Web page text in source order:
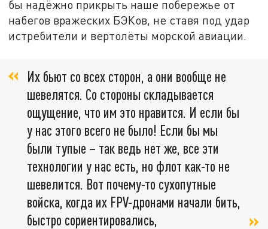
бы надёжно прикрыть наше побережье от
набегов вражеских БЭКов, не ставя под удар
истребители и вертолёты морской авиации.
Их бьют со всех сторон, а они вообще не
шевелятся. Со стороны складывается
ощущение, что им это нравится. И если бы
у нас этого всего не было! Если бы мы
были тупые – так ведь нет же, все эти
технологии у нас есть, но флот как-то не
шевелится. Вот почему-то сухопутные
войска, когда их FPV-дронами начали бить,
быстро сориентировались,